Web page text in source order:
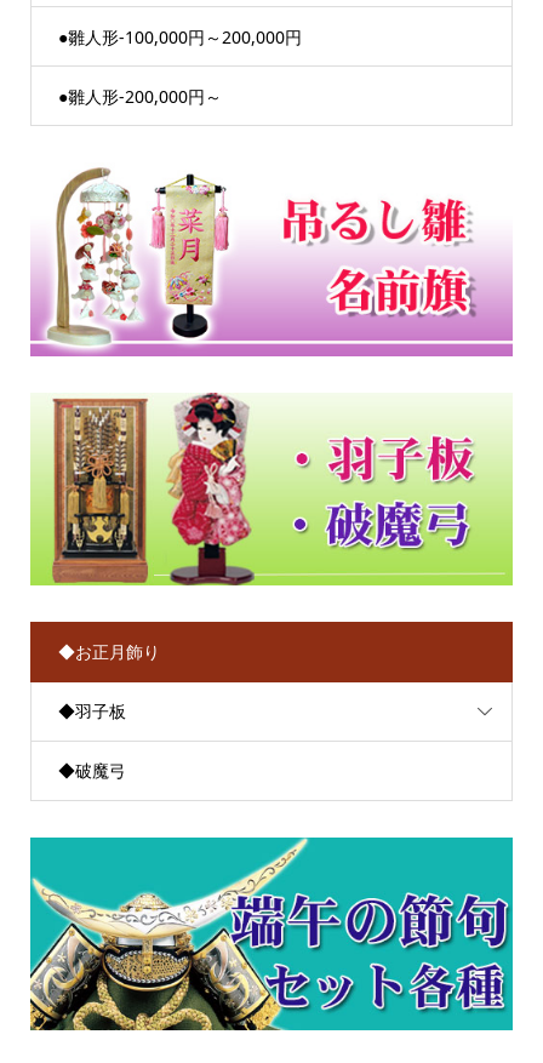
●雛人形-100,000円～200,000円
●雛人形-200,000円～
◆お正月飾り
◆羽子板
◆破魔弓